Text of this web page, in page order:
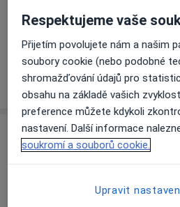
Informace o službách a
Tento specialista ještě
svých
Adresa
Štefánikova 167, 760 30
Respektujeme vaše
Přijetím povolujete nám a našim
soubory cookie (nebo podobné
shromažďování údajů pro
obsahu na základě vašich
preference můžete kdykoli
nastavení. Další informace
soukromí a souborů cookie.
Upravit